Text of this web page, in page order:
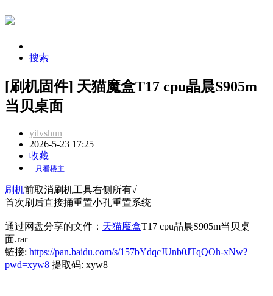
搜索
[刷机固件] 天猫魔盒T17 cpu晶晨S905m
当贝桌面
yilvshun
2026-5-23 17:25
收藏
只看楼主
刷机前取消刷机工具右侧所有√
首次刷后直接捅重置小孔重置系统
通过网盘分享的文件： 天猫魔盒T17 cpu晶晨S905m当贝桌
面.rar
链接: https://pan.baidu.com/s/157bYdqcJUnb0JTqQOh-xNw?
pwd=xyw8 提取码: xyw8